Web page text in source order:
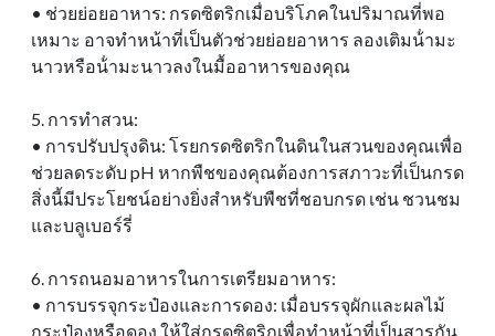
• ช่วยย่อยอาหาร: กรดซิตริกเมื่อบริโภคในปริมาณที่พอ
เหมาะ อาจทําหน้าที่เป็นตัวช่วยย่อยอาหาร ลองเติมน้ํามะ
นาวหรือน้ํามะนาวลงในมื้ออาหารของคุณ
5. การทําสวน:
• การปรับปรุงดิน: โรยกรดซิตริกในดินในสวนของคุณเพื่อ
ช่วยลดระดับ pH หากพืชของคุณต้องการสภาวะที่เป็นกรด
สิ่งนี้มีประโยชน์อย่างยิ่งสําหรับพืชที่ชอบกรด เช่น ชวนชม
และบลูเบอร์รี่
6. การถนอมอาหารในการเตรียมอาหาร:
• การบรรจุกระป๋องและการดอง: เมื่อบรรจุผักและผลไม้
กระป๋องหรือดอง ให้ใส่กรดซิตริกเพื่อทําหน้าที่เป็นสารกัน